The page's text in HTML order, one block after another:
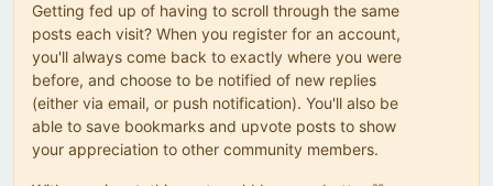
Getting fed up of having to scroll through the same
posts each visit? When you register for an account,
you'll always come back to exactly where you were
before, and choose to be notified of new replies
(either via email, or push notification). You'll also be
able to save bookmarks and upvote posts to show
your appreciation to other community members.